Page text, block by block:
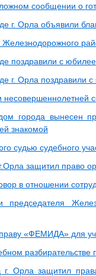
сообщении о
Орла объявили
поздравили с
г. Орла поздравили
города вынесен
знакомой
судью судебного
защитил право
в отношении
председателя
«ФЕМИДА» для
разбирательстве
Орла защитил